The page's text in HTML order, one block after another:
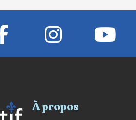
À propos